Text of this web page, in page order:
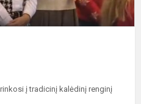
į tradicinį kalėdinį renginį